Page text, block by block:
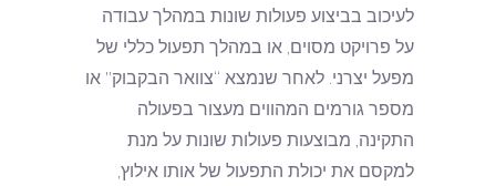
לעיכוב בביצוע פעולות שונות במהלך עבודה
על פרויקט מסוים, או במהלך תפעול כללי של
מפעל יצרני. לאחר שנמצא “צוואר הבקבוק” או
מספר גורמים המהווים מעצור בפעולה
התקינה, מבוצעות פעולות שונות על מנת
למקסם את יכולת התפעול של אותו אילוץ,